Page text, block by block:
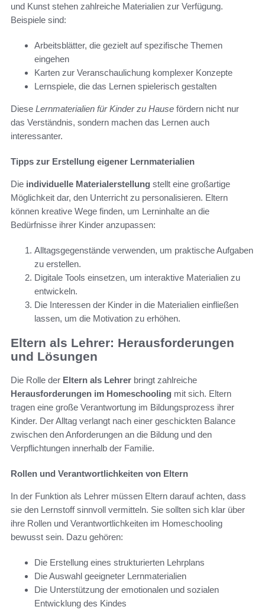
und Kunst stehen zahlreiche Materialien zur Verfügung.
Beispiele sind:
Arbeitsblätter, die gezielt auf spezifische Themen
eingehen
Karten zur Veranschaulichung komplexer Konzepte
Lernspiele, die das Lernen spielerisch gestalten
Diese Lernmaterialien für Kinder zu Hause fördern nicht nur
das Verständnis, sondern machen das Lernen auch
interessanter.
Tipps zur Erstellung eigener Lernmaterialien
Die individuelle Materialerstellung stellt eine großartige
Möglichkeit dar, den Unterricht zu personalisieren. Eltern
können kreative Wege finden, um Lerninhalte an die
Bedürfnisse ihrer Kinder anzupassen:
Alltagsgegenstände verwenden, um praktische Aufgaben
zu erstellen.
Digitale Tools einsetzen, um interaktive Materialien zu
entwickeln.
Die Interessen der Kinder in die Materialien einfließen
lassen, um die Motivation zu erhöhen.
Eltern als Lehrer: Herausforderungen
und Lösungen
Die Rolle der Eltern als Lehrer bringt zahlreiche
Herausforderungen im Homeschooling mit sich. Eltern
tragen eine große Verantwortung im Bildungsprozess ihrer
Kinder. Der Alltag verlangt nach einer geschickten Balance
zwischen den Anforderungen an die Bildung und den
Verpflichtungen innerhalb der Familie.
Rollen und Verantwortlichkeiten von Eltern
In der Funktion als Lehrer müssen Eltern darauf achten, dass
sie den Lernstoff sinnvoll vermitteln. Sie sollten sich klar über
ihre Rollen und Verantwortlichkeiten im Homeschooling
bewusst sein. Dazu gehören:
Die Erstellung eines strukturierten Lehrplans
Die Auswahl geeigneter Lernmaterialien
Die Unterstützung der emotionalen und sozialen
Entwicklung des Kindes